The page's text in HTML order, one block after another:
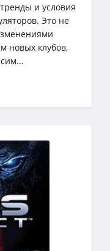
и условия
Это не
новых клубов,